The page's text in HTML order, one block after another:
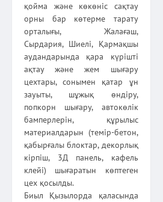
қойма және көкөніс сақтау
орны бар көтерме тарату
орталығы, Жалағаш,
Сырдария, Шиелі, Қармақшы
аудандарында қара күрішті
ақтау және жем шығару
цехтары, сонымен қатар ұн
зауыты, шұжық өндіру,
попкорн шығару, автокөлік
бамперлерін, құрылыс
материалдарын (темір-бе­тон,
қабырғалы блоктар, декорлық
кірпіш, 3Д панель, кафель
клейі) шығаратын көптеген
цех қосылды.
Биыл Қызылорда қаласында